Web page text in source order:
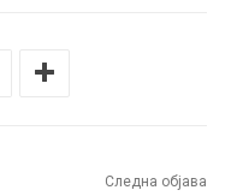
Следна објава